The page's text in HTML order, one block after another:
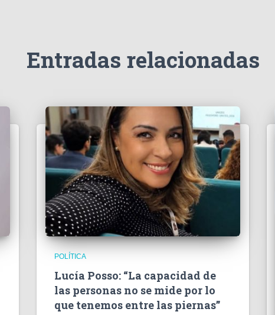
Entradas relacionadas
POLÍTICA
Lucía Posso: “La capacidad de
las personas no se mide por lo
que tenemos entre las piernas”